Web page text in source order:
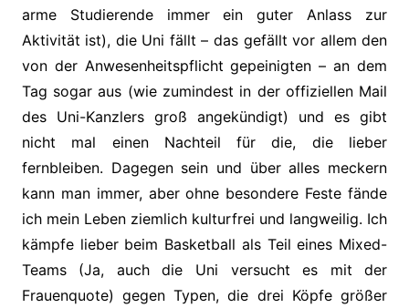
arme Studierende immer ein guter Anlass zur
Aktivität ist), die Uni fällt – das gefällt vor allem den
von der Anwesenheitspflicht gepeinigten – an dem
Tag sogar aus (wie zumindest in der offiziellen Mail
des Uni-Kanzlers groß angekündigt) und es gibt
nicht mal einen Nachteil für die, die lieber
fernbleiben. Dagegen sein und über alles meckern
kann man immer, aber ohne besondere Feste fände
ich mein Leben ziemlich kulturfrei und langweilig. Ich
kämpfe lieber beim Basketball als Teil eines Mixed-
Teams (Ja, auch die Uni versucht es mit der
Frauenquote) gegen Typen, die drei Köpfe größer